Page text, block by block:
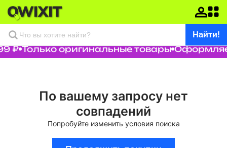
Найти!
₽ Только оригинальные товары
По вашему запросу нет
совпадений
Попробуйте изменить условия поиска